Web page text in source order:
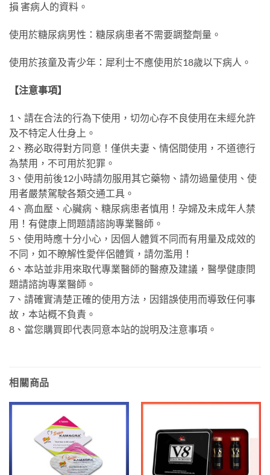
損 害病人的資料。
使用於糖尿病男性：糖尿病患者不需要調整劑量。
使用於孩童及青少年：犀利士不應使用於18歲以下病人。
【注意事項】
1、請在合法的行為下使用，切勿心存不良使用在未經允許
及不特定人仕身上。
2、務必取得對方同意！僅供夫妻、情侶間使用，不道德行
為禁用，不可用於犯罪。
3、使用前後12小時請勿服用其它藥物、請勿過量使用、使
用者嚴禁駕駛各類交通工具。
4、高血壓、心臟病、糖尿病患者慎用！孕婦及未成年人禁
用！有健康上問題請諮詢專業醫師。
5、使用時應十分小心，因個人體質不同而有用量及成效的
不同，如不瞭解性愛伴侶體質，請勿濫用！
6、本站並非用來取代專業醫師的醫療及建議，醫學健康問
題請諮詢專業醫師。
7、請確實清楚正確的使用方法，因錯誤使用而導致任何事
故，本站概不負責。
8、當您購買即代表同意本站的說明及注意事項。
相關商品